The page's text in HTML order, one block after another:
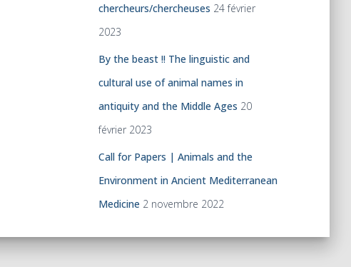
chercheurs/chercheuses 24 février
2023
By the beast !! The linguistic and
cultural use of animal names in
antiquity and the Middle Ages 20
février 2023
Call for Papers | Animals and the
Environment in Ancient Mediterranean
Medicine 2 novembre 2022